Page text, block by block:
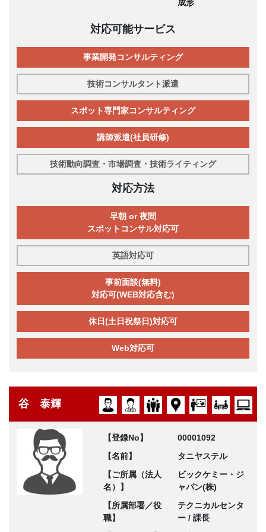
成形
対応可能サービス
事業開発コンサルティング
技術コンサルタント派遣
スポット専門家コンサルティング
講師派遣(社員研修)
技術動向調査・市場調査・技術ライティング
対応方法
早朝 or 夜間
スポットコンサル対応可
英語対応可
事前面談(無料)
対応可(WEB対応含む)
休日(土日祝祭日)対応可
Web対応可
谷 泰輝
【登録No】
00001092
【名前】
タニヤステル
【ご所属（法人
名）】
ビックケミー・ジ
ャパン(株)
【所属部署／役
職】
テクニカルセンタ
ー / 課長